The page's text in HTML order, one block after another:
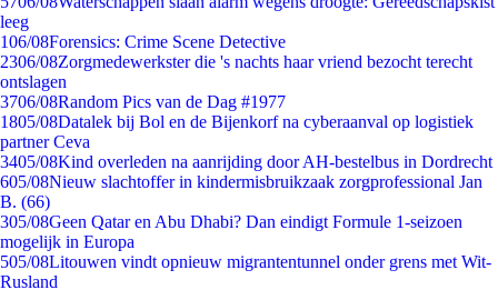
leeg
106/08Forensics: Crime Scene Detective
2306/08Zorgmedewerkster die 's nachts haar vriend bezocht terecht
ontslagen
3706/08Random Pics van de Dag #1977
1805/08Datalek bij Bol en de Bijenkorf na cyberaanval op logistiek
partner Ceva
3405/08Kind overleden na aanrijding door AH-bestelbus in Dordrecht
605/08Nieuw slachtoffer in kindermisbruikzaak zorgprofessional Jan
B. (66)
305/08Geen Qatar en Abu Dhabi? Dan eindigt Formule 1-seizoen
mogelijk in Europa
505/08Litouwen vindt opnieuw migrantentunnel onder grens met Wit-
Rusland